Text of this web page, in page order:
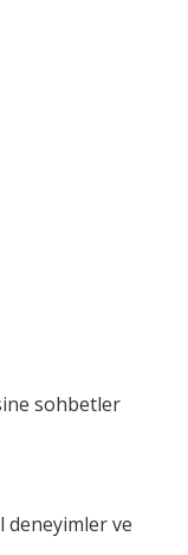
sohbetler
deneyimler ve